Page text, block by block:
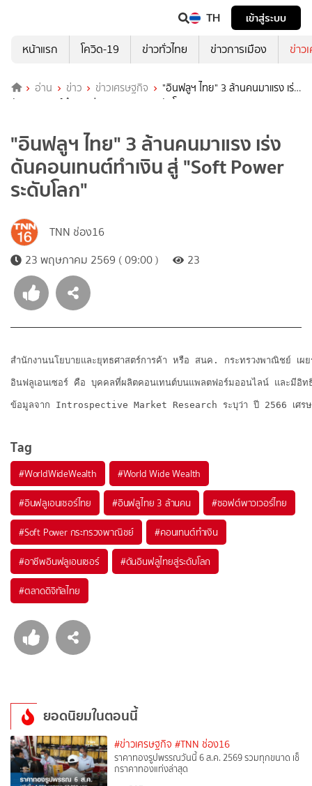
TH
เข้าสู่ระบบ
หน้าแรก
โควิด-19 ข่าวทั่วไทย ข่าวการเมือง ข่าว
อ่าน ข่าว ข่าวเศรษฐกิจ
"อินฟลูฯ ไทย" 3 ล้านคนมาแรง เร่ง
ดันคอนเทนต์ทำเงิน สู่ "Soft Power ระดับโลก"
"อินฟลูฯ ไทย" 3 ล้านคนมาแรง เร่ง
ดันคอนเทนต์ทำเงิน สู่ "Soft Power
ระดับโลก"
TNN ช่อง16
23 พฤษภาคม 2569 ( 09:00 )
23
สำนักงานนโยบายและยุทธศาสตร์การค้า หรือ สนค. กระทรวงพาณิชย์ เผ
อินฟลูเอนเซอร์ คือ บุคคลที่ผลิตคอนเทนต์บนแพลตฟอร์มออนไลน์ และมีอิ
ข้อมูลจาก Introspective Market Research ระบุว่า ปี 2566 เศรษฐกิ
Tag
#WorldWideWealth #World Wide Wealth
#อินฟลูเอนเซอร์ไทย #อินฟลูไทย 3 ล้านคน #ซอฟต์พาวเวอร์ไทย
#Soft Power กระทรวงพาณิชย์ #คอนเทนต์ทำเงิน
#อาชีพอินฟลูเอนเซอร์ #ดันอินฟลูไทยสู่ระดับโลก
#ตลาดดิจิทัลไทย
ยอดนิยมในตอนนี้
#ข่าวเศรษฐกิจ #TNN ช่อง16
ราคาทองรูปพรรณวันนี้ 6 ส.ค. 2569 รวมทุกขนาด เช็
กราคาทองแท่งล่าสุด